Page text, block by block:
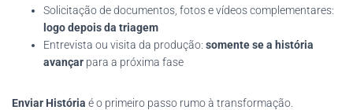
Solicitação de documentos, fotos e vídeos complementares:
logo depois da triagem
Entrevista ou visita da produção: somente se a história
avançar para a próxima fase
Enviar História é o primeiro passo rumo à transformação.